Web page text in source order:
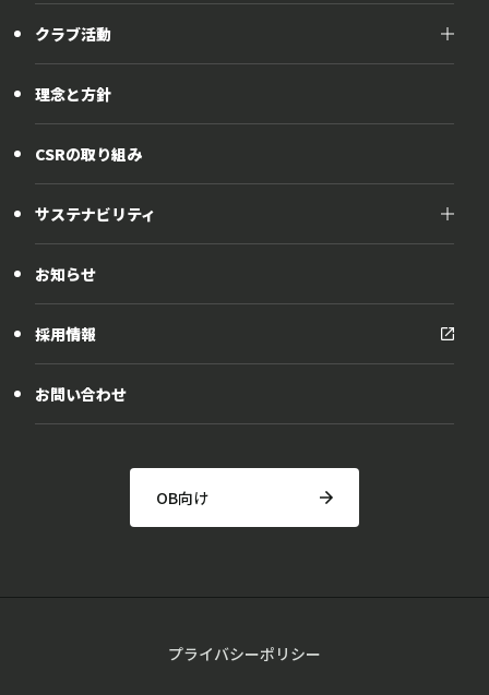
クラブ活動
理念と方針
CSRの取り組み
サステナビリティ
お知らせ
採用情報
お問い合わせ
OB向け
プライバシーポリシー